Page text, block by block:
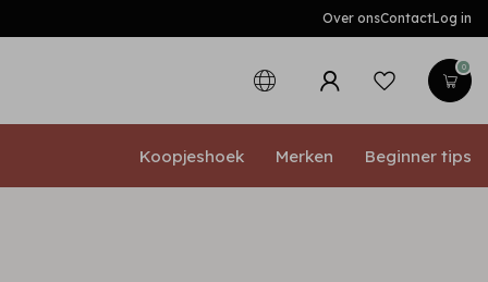
Over onsContactLog in
0
Koopjeshoek Merken Beginner tips